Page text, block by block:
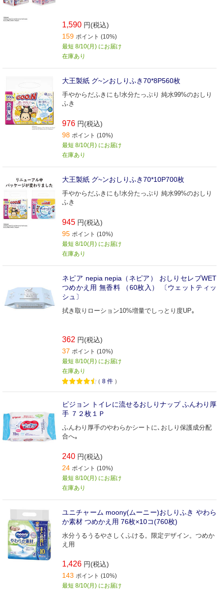
1,590 円(税込)
159 ポイント (10%)
最短 8/10(月) にお届け
在庫あり
大王製紙 グ~ンおしりふき70*8P560枚
手やからだふきにも!水分たっぷり 純水99%のおしり
ふき
976 円(税込)
98 ポイント (10%)
最短 8/10(月) にお届け
在庫あり
大王製紙 グ~ンおしりふき70*10P700枚
手やからだふきにも!水分たっぷり 純水99%のおしり
ふき
945 円(税込)
95 ポイント (10%)
最短 8/10(月) にお届け
在庫あり
ネピア nepia nepia（ネピア） おしりセレブWET
つめかえ用 無香料 （60枚入） 〔ウェットティッ
シュ〕
拭き取りローション10%増量でしっとり度UP｡
362 円(税込)
37 ポイント (10%)
最短 8/10(月) にお届け
在庫あり
（ 8 件 ）
ピジョン トイレに流せるおしりナップ ふんわり厚
手 ７２枚１Ｐ
ふんわり厚手のやわらかシートに､おしり保護成分配
合へ｡
240 円(税込)
24 ポイント (10%)
最短 8/10(月) にお届け
在庫あり
ユニチャーム moony(ムーニー)おしりふき やわら
か素材 つめかえ用 76枚×10コ(760枚)
水分うるうるやさしくふける。限定デザイン。つめか
え用
1,426 円(税込)
143 ポイント (10%)
最短 8/10(月) にお届け